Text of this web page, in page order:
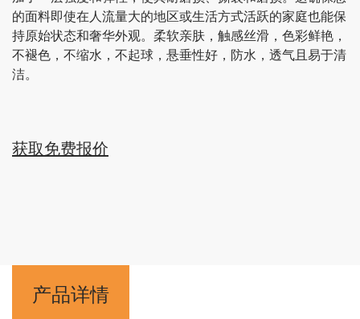
的面料即使在人流量大的地区或生活方式活跃的家庭也能保
持原始状态和奢华外观。柔软亲肤，触感丝滑，色彩鲜艳，
不褪色，不缩水，不起球，悬垂性好，防水，透气且易于清
洁。
获取免费报价
产品详情